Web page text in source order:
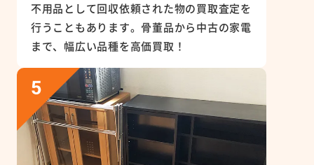
不用品として回収依頼された物の買取査定を
行うこともあります。骨董品から中古の家電
まで、幅広い品種を高価買取！